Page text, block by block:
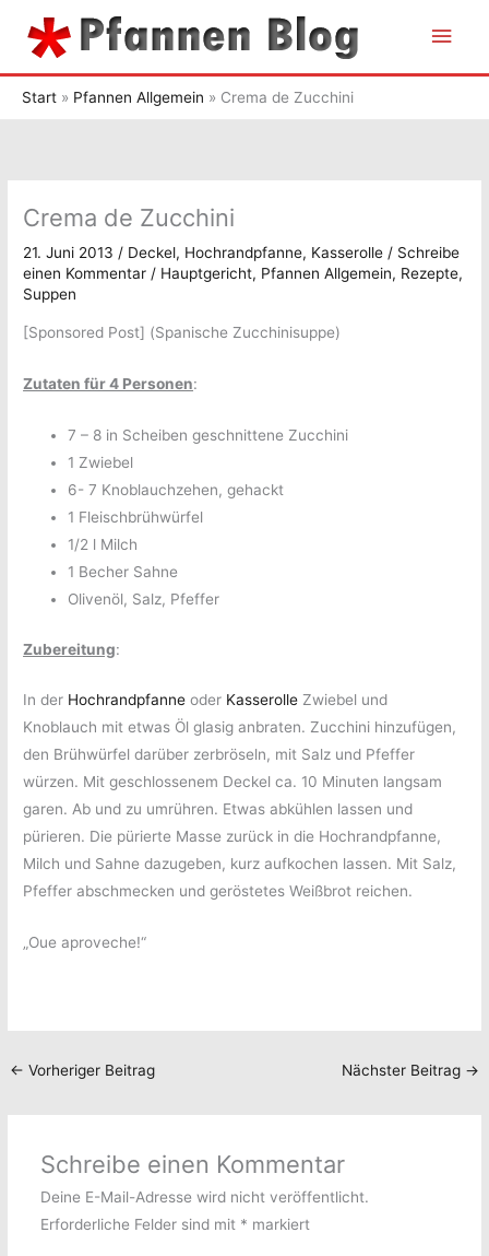
Inhalt
Start Pfannen Allgemein Crema de Zucchini
Crema de Zucchini
21. Juni 2013 / Deckel, Hochrandpfanne, Kasserolle / Schreibe
einen Kommentar / Hauptgericht, Pfannen Allgemein, Rezepte,
Suppen
[Sponsored Post] (Spanische Zucchinisuppe)
Zutaten für 4 Personen:
7 – 8 in Scheiben geschnittene Zucchini
1 Zwiebel
6- 7 Knoblauchzehen, gehackt
1 Fleischbrühwürfel
1/2 l Milch
1 Becher Sahne
Olivenöl, Salz, Pfeffer
Zubereitung:
In der Hochrandpfanne oder Kasserolle Zwiebel und
Knoblauch mit etwas Öl glasig anbraten. Zucchini hinzufügen,
den Brühwürfel darüber zerbröseln, mit Salz und Pfeffer
würzen. Mit geschlossenem Deckel ca. 10 Minuten langsam
garen. Ab und zu umrühren. Etwas abkühlen lassen und
pürieren. Die pürierte Masse zurück in die Hochrandpfanne,
Milch und Sahne dazugeben, kurz aufkochen lassen. Mit Salz,
Pfeffer abschmecken und geröstetes Weißbrot reichen.
„Oue aproveche!“
← Vorheriger Beitrag Nächster Beitrag →
Schreibe einen Kommentar
Deine E-Mail-Adresse wird nicht veröffentlicht.
Erforderliche Felder sind mit * markiert